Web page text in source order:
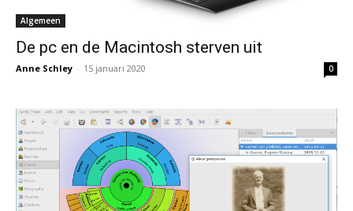
Algemeen
De pc en de Macintosh sterven uit
Anne Schley - 15 januari 2020 0